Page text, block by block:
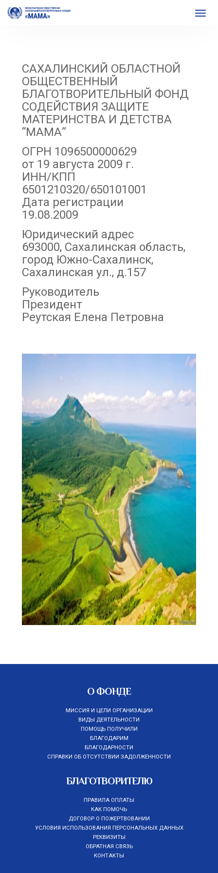
САХАЛИНСКИЙ ОБЛАСТНОЙ
ОБЩЕСТВЕННЫЙ
БЛАГОТВОРИТЕЛЬНЫЙ ФОНД
СОДЕЙСТВИЯ ЗАЩИТЕ
МАТЕРИНСТВА И ДЕТСТВА
“МАМА”
ОГРН 1096500000629
от 19 августа 2009 г.
ИНН/КПП
6501210320/650101001
Дата регистрации
19.08.2009
Юридический адрес
693000, Сахалинская область,
город Южно-Сахалинск,
Сахалинская ул., д.157
Руководитель
Президент
Реутская Елена Петровна
О ФОНДЕ
МИССИЯ И ЦЕЛИ ОРГАНИЗАЦИИ
ВИДЫ ДЕЯТЕЛЬНОСТИ
ПОМОЩЬ ПОЛУЧИЛИ
БЛАГОДАРИМ
БЛАГОДАРНОСТИ
СПРАВКИ ОБ ОТСУТСТВИИ ЗАДОЛЖЕННОСТИ
БЛАГОТВОРИТЕЛЮ
ПРАВИЛА ОПЛАТЫ
КАК ПОМОЧЬ
ДОГОВОР О ПОЖЕРТВОВАНИИ
УСЛОВИЯ ИСПОЛЬЗОВАНИЯ ПЕРСОНАЛЬНЫХ ДАННЫХ
РЕКВИЗИТЫ
ОБРАТНАЯ СВЯЗЬ
КОНТАКТЫ